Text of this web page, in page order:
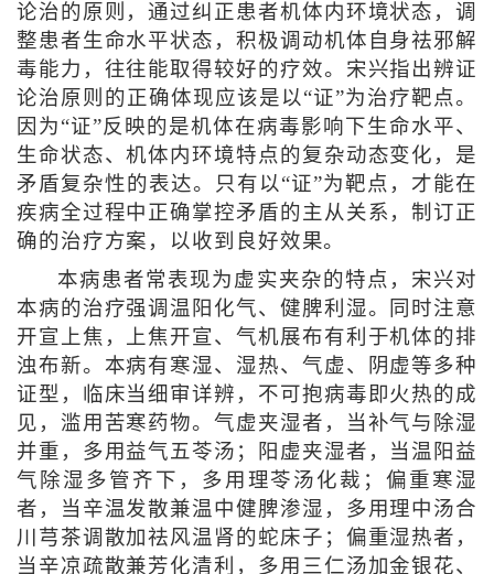
论治的原则，通过纠正患者机体内环境状态，调
整患者生命水平状态，积极调动机体自身祛邪解
毒能力，往往能取得较好的疗效。宋兴指出辨证
论治原则的正确体现应该是以“证”为治疗靶点。
因为“证”反映的是机体在病毒影响下生命水平、
生命状态、机体内环境特点的复杂动态变化，是
矛盾复杂性的表达。只有以“证”为靶点，才能在
疾病全过程中正确掌控矛盾的主从关系，制订正
确的治疗方案，以收到良好效果。
本病患者常表现为虚实夹杂的特点，宋兴对
本病的治疗强调温阳化气、健脾利湿。同时注意
开宣上焦，上焦开宣、气机展布有利于机体的排
浊布新。本病有寒湿、湿热、气虚、阴虚等多种
证型，临床当细审详辨，不可抱病毒即火热的成
见，滥用苦寒药物。气虚夹湿者，当补气与除湿
并重，多用益气五苓汤；阳虚夹湿者，当温阳益
气除湿多管齐下，多用理苓汤化裁；偏重寒湿
者，当辛温发散兼温中健脾渗湿，多用理中汤合
川芎茶调散加祛风温肾的蛇床子；偏重湿热者，
当辛凉疏散兼芳化清利，多用三仁汤加金银花、